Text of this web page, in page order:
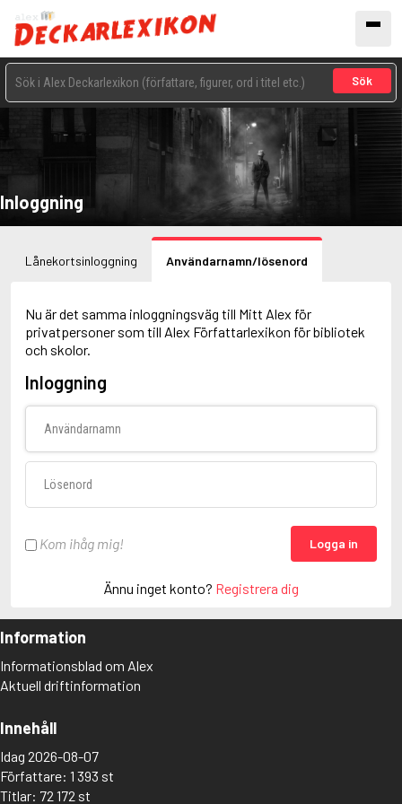
Sök
Inloggning
Lånekortsinloggning Användarnamn/lösenord
Nu är det samma inloggningsväg till Mitt Alex för
privatpersoner som till Alex Författarlexikon för bibliotek
och skolor.
Inloggning
Kom ihåg mig! Logga in
Ännu inget konto? Registrera dig
Information
Informationsblad om Alex
Aktuell driftinformation
Innehåll
Idag 2026-08-07
Författare: 1 393 st
Titlar: 72 172 st